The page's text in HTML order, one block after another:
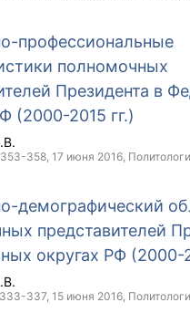
профессиональные
полномочных
Президента в
(2000-2015 гг.)
358, 17 июня 2016,
демографический
представителей
округах РФ (2000-
337,15 июня 2016,